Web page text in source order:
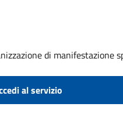
di manifestazione
al servizio